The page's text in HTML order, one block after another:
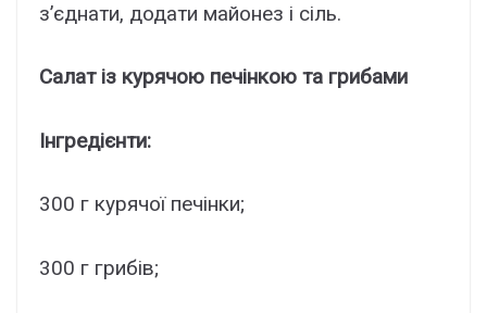
з’єднати, додати майонез і сіль.
Салат із курячою печінкою та грибами
Інгредієнти:
300 г курячої печінки;
300 г грибів;